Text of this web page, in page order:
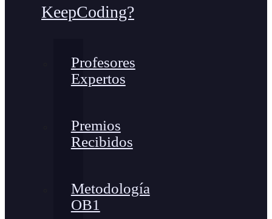
KeepCoding?
Profesores
Expertos
Premios
Recibidos
Metodología
OB1